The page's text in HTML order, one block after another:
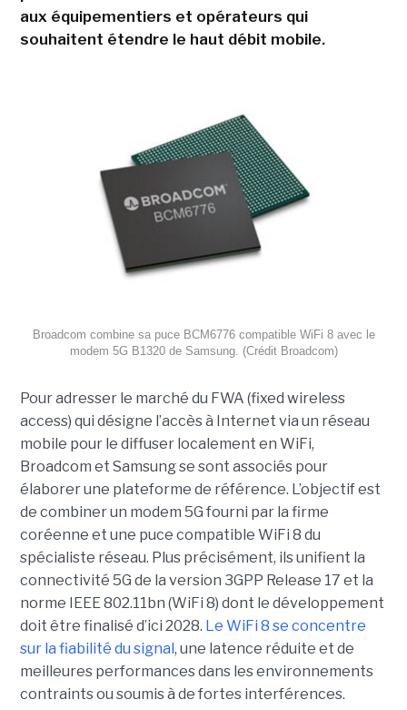
aux équipementiers et opérateurs qui
souhaitent étendre le haut débit mobile.
Broadcom combine sa puce BCM6776 compatible WiFi 8 avec le
modem 5G B1320 de Samsung. (Crédit Broadcom)
Pour adresser le marché du FWA (fixed wireless
access) qui désigne l’accès à Internet via un réseau
mobile pour le diffuser localement en WiFi,
Broadcom et Samsung se sont associés pour
élaborer une plateforme de référence. L’objectif est
de combiner un modem 5G fourni par la firme
coréenne et une puce compatible WiFi 8 du
spécialiste réseau. Plus précisément, ils unifient la
connectivité 5G de la version 3GPP Release 17 et la
norme IEEE 802.11bn (WiFi 8) dont le développement
doit être finalisé d’ici 2028. Le WiFi 8 se concentre
sur la fiabilité du signal , une latence réduite et de
meilleures performances dans les environnements
contraints ou soumis à de fortes interférences.